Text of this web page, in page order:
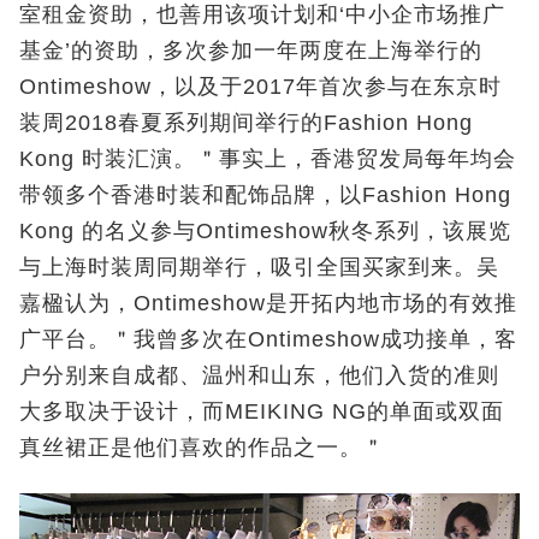
室租金资助，也善用该项计划和‘中小企市场推广
基金’的资助，多次参加一年两度在上海举行的
Ontimeshow，以及于2017年首次参与在东京时
装周2018春夏系列期间举行的Fashion Hong
Kong 时装汇演。＂事实上，香港贸发局每年均会
带领多个香港时装和配饰品牌，以Fashion Hong
Kong 的名义参与Ontimeshow秋冬系列，该展览
与上海时装周同期举行，吸引全国买家到来。吴
嘉楹认为，Ontimeshow是开拓内地市场的有效推
广平台。＂我曾多次在Ontimeshow成功接单，客
户分别来自成都、温州和山东，他们入货的准则
大多取决于设计，而MEIKING NG的单面或双面
真丝裙正是他们喜欢的作品之一。＂